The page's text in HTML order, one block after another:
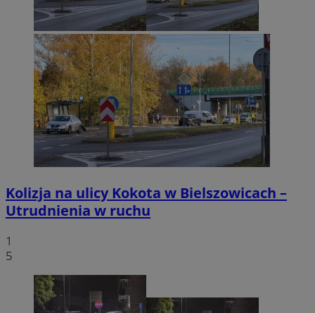
Kolizja na ulicy Kokota w Bielszowicach –
Utrudnienia w ruchu
1
5